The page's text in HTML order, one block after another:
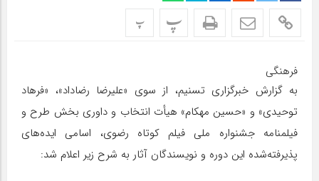
پ پ
فرهنگی
به گزارش خبرگزاری تسنیم، از سوی «علیرضا رضاداد»، «فرهاد
توحیدی» و «حسین مهکام» هیأت ‌انتخاب و داوری بخش طرح و
فیلمنامه جشنواره ملی فیلم کوتاه رضوی، اسامی ایده‌های
پذیرفته‌شده این دوره و نویسندگان آثار به شرح زیر اعلام شد: